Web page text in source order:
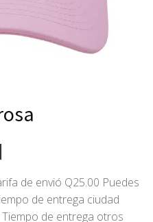
de envió Q25.00 Puedes
de entrega ciudad
de entrega otros